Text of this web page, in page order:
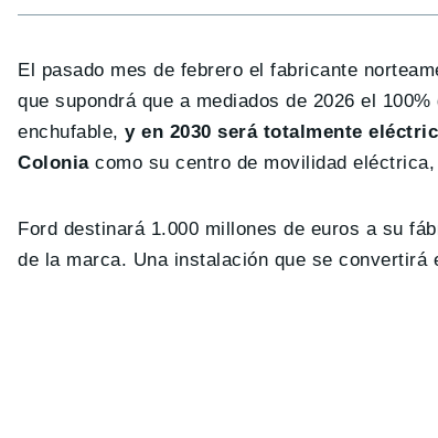
El pasado mes de febrero el fabricante
que supondrá que a mediados de 2026 el
enchufable,y en 2030 será totalmente
Coloniacomo su centro de movilidad
Ford destinará 1.000 millones de euros a su
de la marca. Una instalación que se